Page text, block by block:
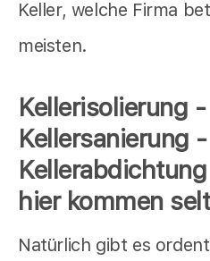
Keller, welche Firma
meisten.
Kellerisolierung -
Kellersanierung -
Kellerabdichtung
hier kommen
Natürlich gibt es